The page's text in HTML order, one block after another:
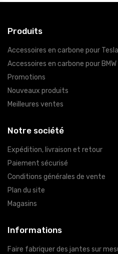
Produits
Accessoires en carbone pour Tesla
Accessoires en carbone pour BMW
Promotions
Nouveaux produits
Meilleures ventes
Notre société
Expédition, livraison et retour
Paiement sécurisé
Conditions générales de vente
Plan du site
Magasins
Informations
Faire fabriquer des jantes sur